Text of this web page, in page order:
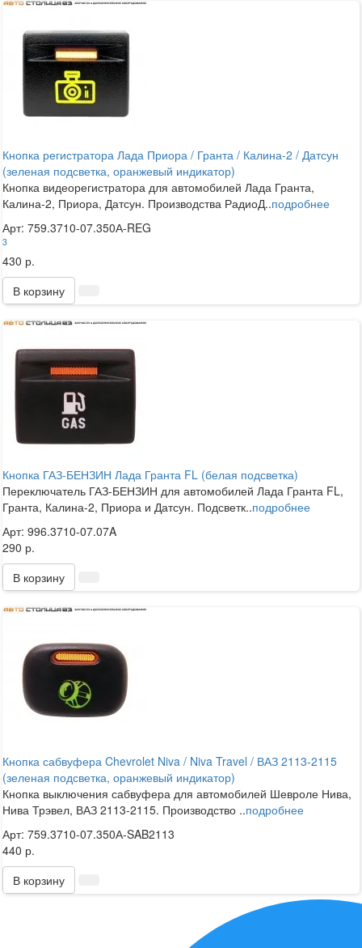
Кнопка регистратора Лада Приора / Гранта / Калина-2 / Датсун
(зеленая подсветка, оранжевый индикатор)
Кнопка видеорегистратора для автомобилей Лада Гранта,
Калина-2, Приора, Датсун. Производства РадиоД..подробнее
Арт: 759.3710-07.350А-REG
3
430 р.
В корзину
Кнопка ГАЗ-БЕНЗИН Лада Гранта FL (белая подсветка)
Переключатель ГАЗ-БЕНЗИН для автомобилей Лада Гранта FL,
Гранта, Калина-2, Приора и Датсун. Подсветк..подробнее
Арт: 996.3710-07.07A
290 р.
В корзину
Кнопка сабвуфера Chevrolet Niva / Niva Travel / ВАЗ 2113-2115
(зеленая подсветка, оранжевый индикатор)
Кнопка выключения сабвуфера для автомобилей Шевроле Нива,
Нива Трэвел, ВАЗ 2113-2115. Производство ..подробнее
Арт: 759.3710-07.350А-SAB2113
440 р.
В корзину